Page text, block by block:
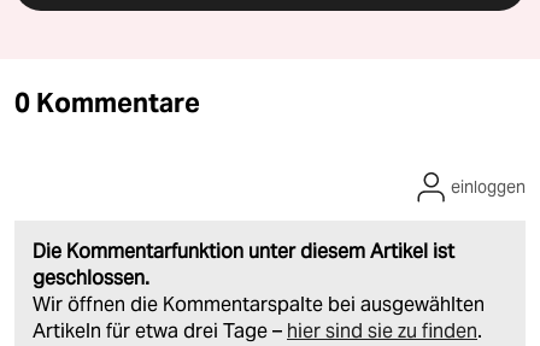
0 Kommentare
Die Kommentarfunktion unter diesem Artikel ist
geschlossen.
Wir öffnen die Kommentarspalte bei ausgewählten
Artikeln für etwa drei Tage – hier sind sie zu finden.
einloggen